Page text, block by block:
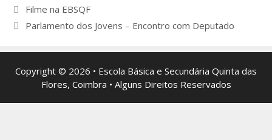
Navegação
de
Filme na EBSQF
Parlamento dos Jovens – Encontro com Deputado
Copyright © 2026 • Escola Básica e Secundária Quinta das
Flores, Coimbra • Alguns Direitos Reservados